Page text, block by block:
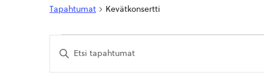
Tapahtumat Kevätkonsertti
Tapahtumat
Tapahtumat
Etsi
Syötä
hakusana.
Etsi